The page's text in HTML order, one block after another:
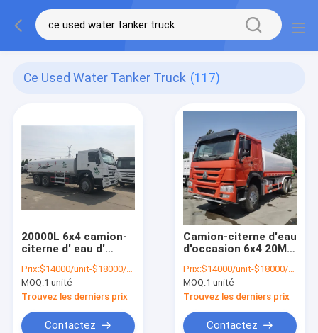
Ce Used Water Tanker Truck (117)
20000L 6x4 camion-
citerne d' eau d'
éplucheur d' eau d'
autre main
Prix:$14000/unit-$18000/unit
MOQ:1 unité
Trouvez les derniers prix
Contactez
Camion-citerne d'eau
d'occasion 6x4 20M3,
Howo d'occasion
Prix:$14000/unit-$18000/unit
MOQ:1 unité
Trouvez les derniers prix
Contactez